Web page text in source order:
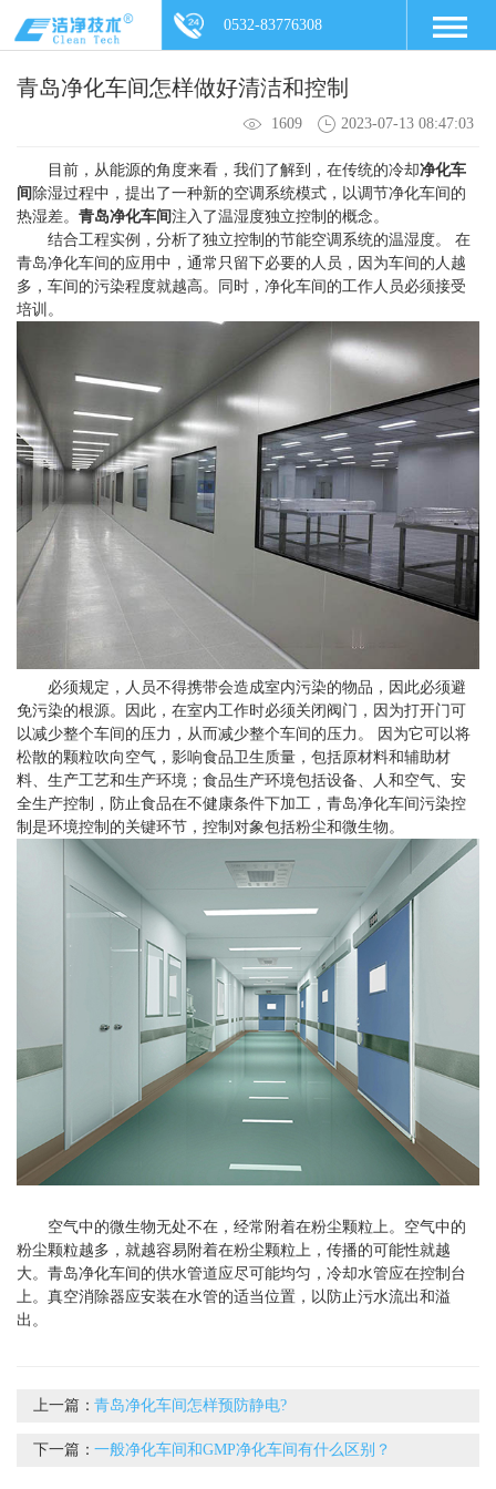
0532-83776308
青岛净化车间怎样做好清洁和控制
1609 2023-07-13 08:47:03
目前，从能源的角度来看，我们了解到，在传统的冷却净化车
间 除湿过程中，提出了一种新的空调系统模式，以调节净化车间的
热湿差。 青岛净化车间注入了温湿度独立控制的概念。
结合工程实例，分析了独立控制的节能空调系统的温湿度。 在
青岛净化车间的应用中，通常只留下必要的人员，因为车间的人越
多，车间的污染程度就越高。同时，净化车间的工作人员必须接受
培训。
必须规定，人员不得携带会造成室内污染的物品，因此必须避
免污染的根源。因此，在室内工作时必须关闭阀门，因为打开门可
以减少整个车间的压力，从而减少整个车间的压力。 因为它可以将
松散的颗粒吹向空气，影响食品卫生质量，包括原材料和辅助材
料、生产工艺和生产环境；食品生产环境包括设备、人和空气、安
全生产控制，防止食品在不健康条件下加工，青岛净化车间污染控
制是环境控制的关键环节，控制对象包括粉尘和微生物。
空气中的微生物无处不在，经常附着在粉尘颗粒上。空气中的
粉尘颗粒越多，就越容易附着在粉尘颗粒上，传播的可能性就越
大。青岛净化车间的供水管道应尽可能均匀，冷却水管应在控制台
上。真空消除器应安装在水管的适当位置，以防止污水流出和溢
出。
上一篇：青岛净化车间怎样预防静电?
下一篇：一般净化车间和GMP净化车间有什么区别？